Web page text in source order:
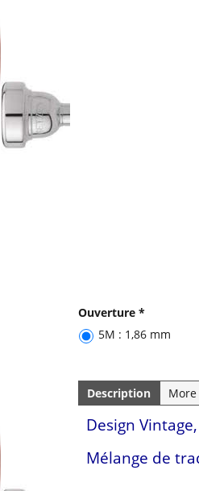
Ouverture *
5M : 1,86 mm
Description More
Design
Mélange de